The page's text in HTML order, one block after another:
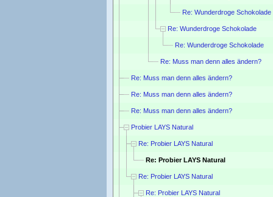
Re: Wunderdroge Schokolade
Re: Wunderdroge Schokolade
Re: Wunderdroge Schokolade
Re: Muss man denn alles ändern?
Re: Muss man denn alles ändern?
Re: Muss man denn alles ändern?
Re: Muss man denn alles ändern?
Probier LAYS Natural
Re: Probier LAYS Natural
Re: Probier LAYS Natural
Re: Probier LAYS Natural
Re: Probier LAYS Natural